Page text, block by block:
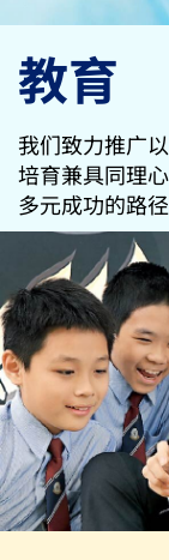
教育
我们致力推广
培育兼具同理
多元成功的路径